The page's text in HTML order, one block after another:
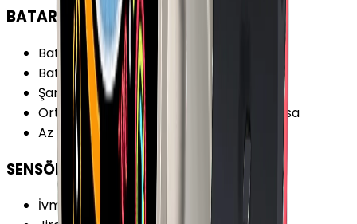
BATARYA
Batarya Özellikleri
Hızlı Şarj
Batarya Teknolojisi :
Lithium Ion
Şarj Biçimi :Manyetik Şarj İstasyonu
Ortalama Kullanımda Batarya Ömrü
18 sa
Az Kullanımda Batarya Ömrü
1.5 gün
SENSÖRLER
İvmeölçer
Var